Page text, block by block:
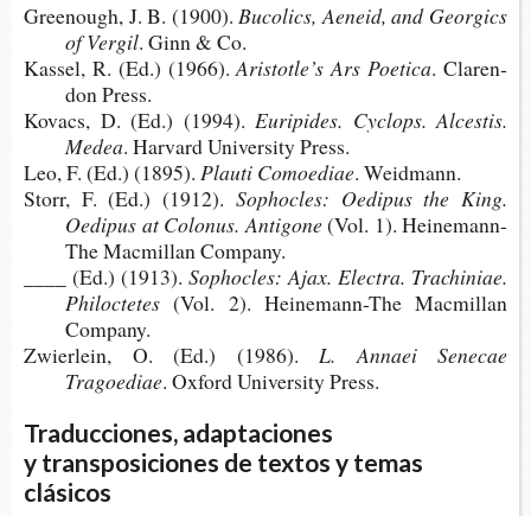
Gree­nough, J. B. (1900).Buco­lics, Aeneid, and Geor­gics
of Vergil. Ginn & Co.
Kas­sel, R. (Ed.) (1966).Aris­totle’s Ars Poetica. Cla­ren­
don Press.
Kovacs, D. (Ed.) (1994). Euripides. Cyclops. Alcestis.
Medea. Har­vard Uni­ver­sity Press.
Leo, F. (Ed.) (1895). Plau­ti Comoediae. Weidmann.
Storr, F. (Ed.) (1912). Sop­ho­cles: Oedi­pus the King.
Oedi­pus at Colo­nus. Antigone(Vol. 1). Heinemann-​
The Mac­mi­llan Company.
____ (Ed.) (1913). Sop­ho­cles: Ajax. Elec­tra. Tra­chi­niae.
Philoctetes (Vol. 2). Heinemann-​The Mac­mi­llan
Company.
Zwier­lein, O. (Ed.) (1986). L. Annaei Sene­cae
Tragoediae. Oxford Uni­ver­sity Press.
Traducciones, adaptaciones
y transposiciones de textos y temas
clásicos